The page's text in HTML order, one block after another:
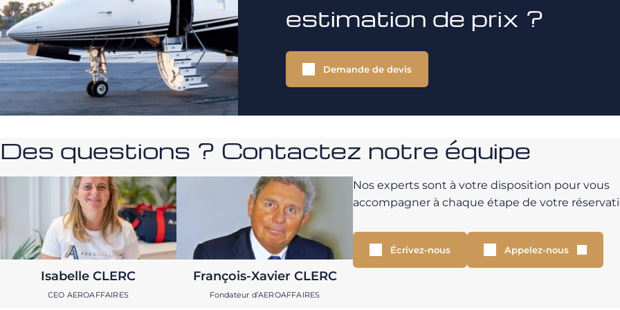
estimation de prix ?
Demande de devis
Des questions ? Contactez notre équipe
Isabelle CLERC
CEO AEROAFFAIRES
François-Xavier CLERC
Fondateur d’AEROAFFAIRES
Nos experts sont à votre disposition pour vous
accompagner à chaque étape de votre
Écrivez-nous Appelez-nous